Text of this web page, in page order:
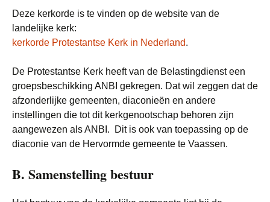
Deze kerkorde is te vinden op de website van de
landelijke kerk:
kerkorde Protestantse Kerk in Nederland.
De Protestantse Kerk heeft van de Belastingdienst een
groepsbeschikking ANBI gekregen. Dat wil zeggen dat de
afzonderlijke gemeenten, diaconieën en andere
instellingen die tot dit kerkgenootschap behoren zijn
aangewezen als ANBI. Dit is ook van toepassing op de
diaconie van de Hervormde gemeente te Vaassen.
B. Samenstelling bestuur